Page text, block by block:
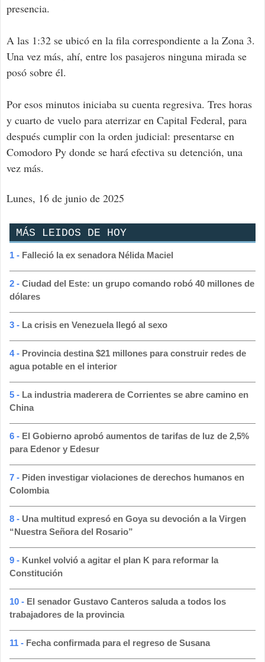
presencia.
A las 1:32 se ubicó en la fila correspondiente a la Zona 3.
Una vez más, ahí, entre los pasajeros ninguna mirada se
posó sobre él.
Por esos minutos iniciaba su cuenta regresiva. Tres horas
y cuarto de vuelo para aterrizar en Capital Federal, para
después cumplir con la orden judicial: presentarse en
Comodoro Py donde se hará efectiva su detención, una
vez más.
Lunes, 16 de junio de 2025
MÁS LEIDOS DE HOY
1 - Falleció la ex senadora Nélida Maciel
2 - Ciudad del Este: un grupo comando robó 40 millones de
dólares
3 - La crisis en Venezuela llegó al sexo
4 - Provincia destina $21 millones para construir redes de
agua potable en el interior
5 - La industria maderera de Corrientes se abre camino en
China
6 - El Gobierno aprobó aumentos de tarifas de luz de 2,5%
para Edenor y Edesur
7 - Piden investigar violaciones de derechos humanos en
Colombia
8 - Una multitud expresó en Goya su devoción a la Virgen
“Nuestra Señora del Rosario”
9 - Kunkel volvió a agitar el plan K para reformar la
Constitución
10 - El senador Gustavo Canteros saluda a todos los
trabajadores de la provincia
11 - Fecha confirmada para el regreso de Susana